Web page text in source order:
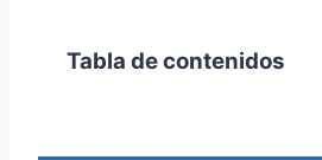
Tabla de contenidos